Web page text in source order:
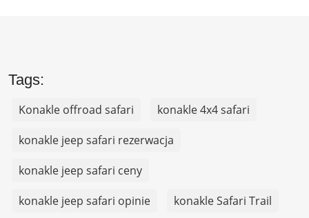
Tags:
Konakle offroad safari
konakle 4x4 safari
konakle jeep safari rezerwacja
konakle jeep safari ceny
konakle jeep safari opinie
konakle Safari Trail